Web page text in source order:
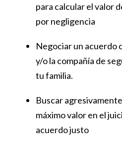
para calcular el valor
por negligencia
Negociar un acuerdo
y/o la compañía de
tu familia.
Buscar
máximo valor en el
acuerdo justo